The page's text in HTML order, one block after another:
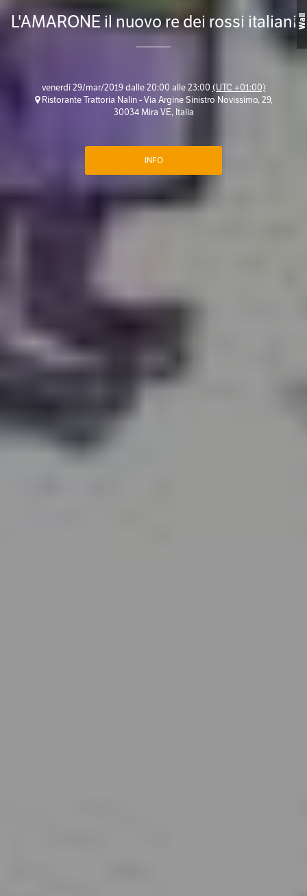
L'AMARONE il nuovo re dei rossi italiani
venerdì 29/mar/2019 dalle 20:00 alle 23:00 (UTC +01:00)
Ristorante Trattoria Nalin - Via Argine Sinistro Novissimo, 29,
30034 Mira VE, Italia
INFO
Wall